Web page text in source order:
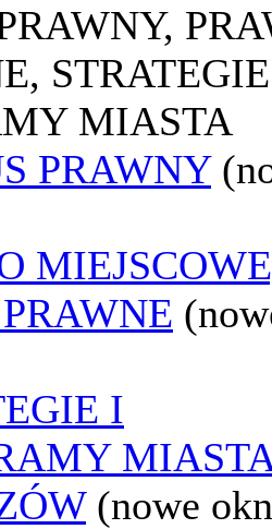
MIASTA
PRAWNY
I
(nowe